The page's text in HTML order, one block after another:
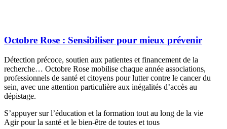
Octobre Rose : Sensibiliser pour mieux prévenir
Détection précoce, soutien aux patientes et financement de la
recherche… Octobre Rose mobilise chaque année associations,
professionnels de santé et citoyens pour lutter contre le cancer du
sein, avec une attention particulière aux inégalités d’accès au
dépistage.
S’appuyer sur l’éducation et la formation tout au long de la vie
Agir pour la santé et le bien-être de toutes et tous